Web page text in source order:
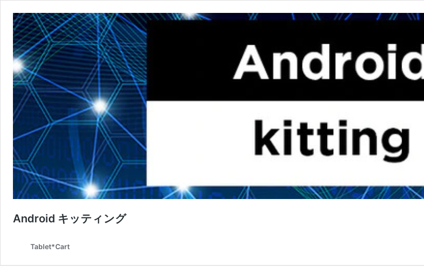
Android キッティング
Tablet*Cart